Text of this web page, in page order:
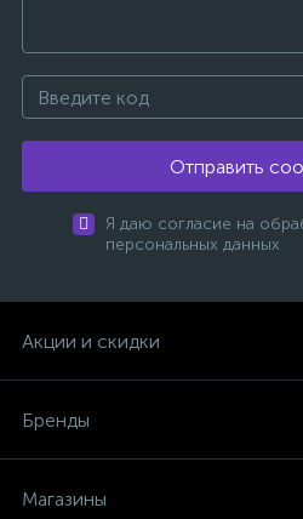
Отправить
Я даю согласие на
персональных данных
Акции и скидки
Бренды
Магазины